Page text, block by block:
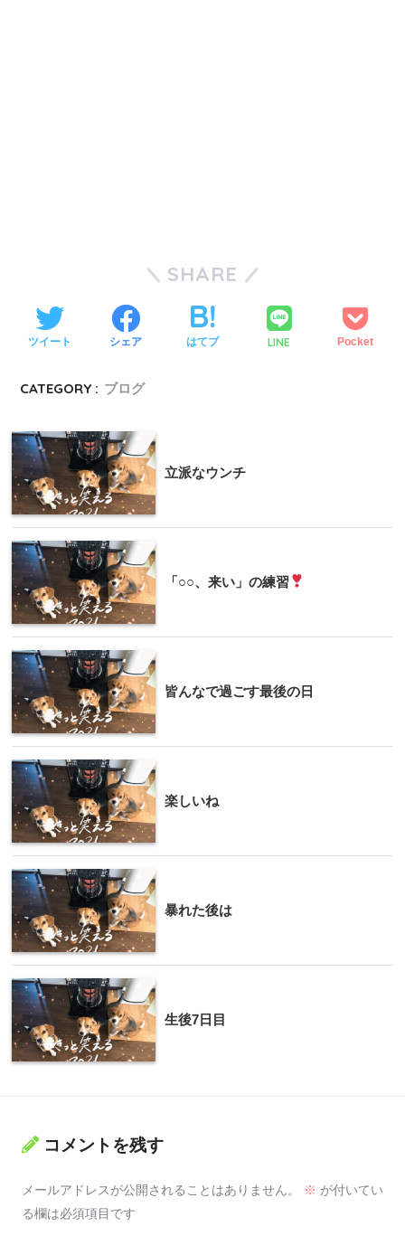
SHARE
ツイート シェア はてブ LINE Pocket
CATEGORY : ブログ
立派なウンチ
「○○、来い」の練習
皆んなで過ごす最後の日
楽しいね
暴れた後は
生後7日目
コメントを残す
メールアドレスが公開されることはありません。 ※ が付いてい
る欄は必須項目です